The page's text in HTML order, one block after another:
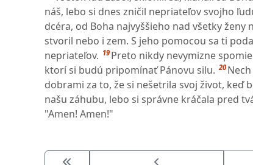
náš, lebo si dnes zničil nepriateľov svojho
dcéra, od Boha najvyššieho nad všetky ženy
stvoril nebo i zem. S jeho pomocou sa ti
nepriateľov. 19 Preto nikdy nevymizne
ktorí si budú pripomínať Pánovu silu. 20
dobrami za to, že si nešetrila svoj život, keď
našu záhubu, lebo si správne kráčala pred
"Amen! Amen!"